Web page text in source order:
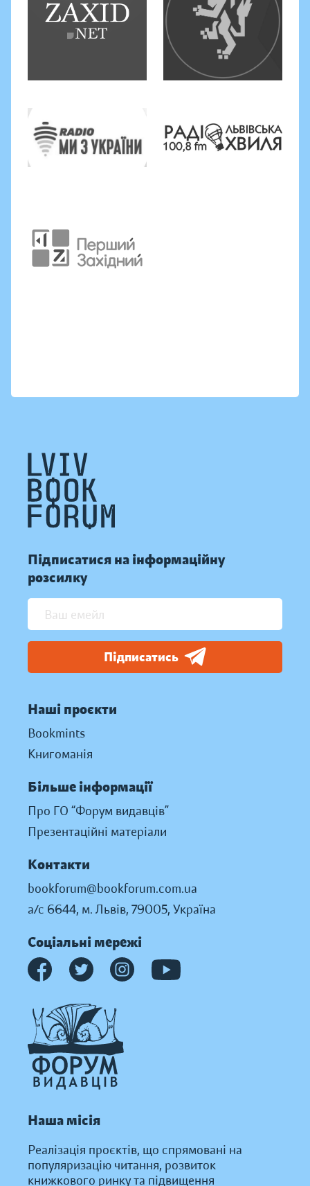
Підписатися на інформаційну
розсилку
Підписатись
Наші проєкти
Bookmints
Книгоманія
Більше інформації
Про ГО “Форум видавців”
Презентаційні матеріали
Контакти
bookforum@bookforum.com.ua
а/с 6644, м. Львів, 79005, Україна
Соціальні мережі
Наша місія
Реалізація проєктів, що спрямовані на
популяризацію читання, розвиток
книжкового ринку та підвищення